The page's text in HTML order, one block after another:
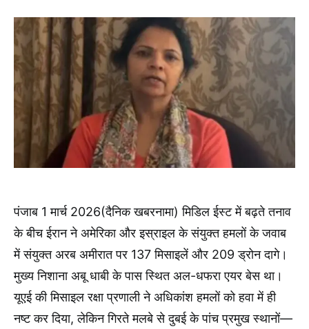
पंजाब 1 मार्च 2026(दैनिक खबरनामा) मिडिल ईस्ट में बढ़ते तनाव
के बीच ईरान ने अमेरिका और इस्राइल के संयुक्त हमलों के जवाब
में संयुक्त अरब अमीरात पर 137 मिसाइलें और 209 ड्रोन दागे।
मुख्य निशाना अबू धाबी के पास स्थित अल-धफरा एयर बेस था।
यूएई की मिसाइल रक्षा प्रणाली ने अधिकांश हमलों को हवा में ही
नष्ट कर दिया, लेकिन गिरते मलबे से दुबई के पांच प्रमुख स्थानों—